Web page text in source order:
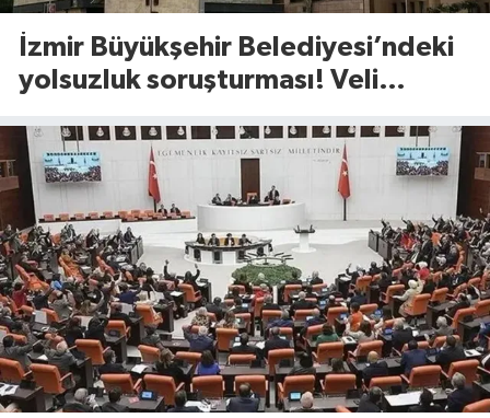
İzmir Büyükşehir Belediyesi’ndeki
yolsuzluk soruşturması! Veli